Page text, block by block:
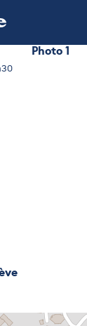
Photo 1